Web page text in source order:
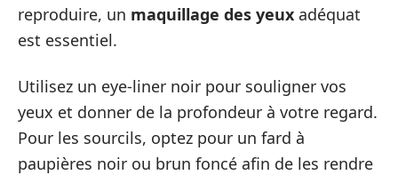
reproduire, un maquillage des yeux adéquat
est essentiel.
Utilisez un eye-liner noir pour souligner vos
yeux et donner de la profondeur à votre regard.
Pour les sourcils, optez pour un fard à
paupières noir ou brun foncé afin de les rendre